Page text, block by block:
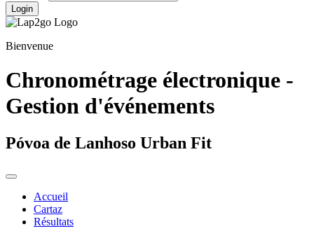
Login
Bienvenue
Chronométrage électronique -
Gestion d'événements
Póvoa de Lanhoso Urban Fit
Accueil
Cartaz
Résultats